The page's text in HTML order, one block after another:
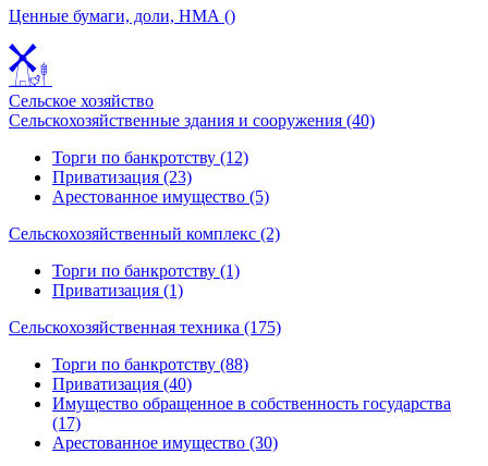
Ценные бумаги, доли, НМА ()
Сельское хозяйство
Сельскохозяйственные здания и сооружения (40)
Торги по банкротству (12)
Приватизация (23)
Арестованное имущество (5)
Сельскохозяйственный комплекс (2)
Торги по банкротству (1)
Приватизация (1)
Сельскохозяйственная техника (175)
Торги по банкротству (88)
Приватизация (40)
Имущество обращенное в собственность государства
(17)
Арестованное имущество (30)